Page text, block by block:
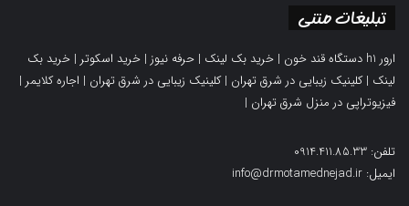
تبلیغات متنی
ارور h1 دستگاه قند خون | خرید بک لینک | حرفه نیوز | خرید اسکوتر | خرید بک
لینک |کلینیک زیبایی در شرق تهران |کلینیک زیبایی در شرق تهران | اجاره کلایمر |
فیزیوتراپی در منزل شرق تهران |
تلفن: 0914.411.85.33
ایمیل: info@drmotamednejad.ir